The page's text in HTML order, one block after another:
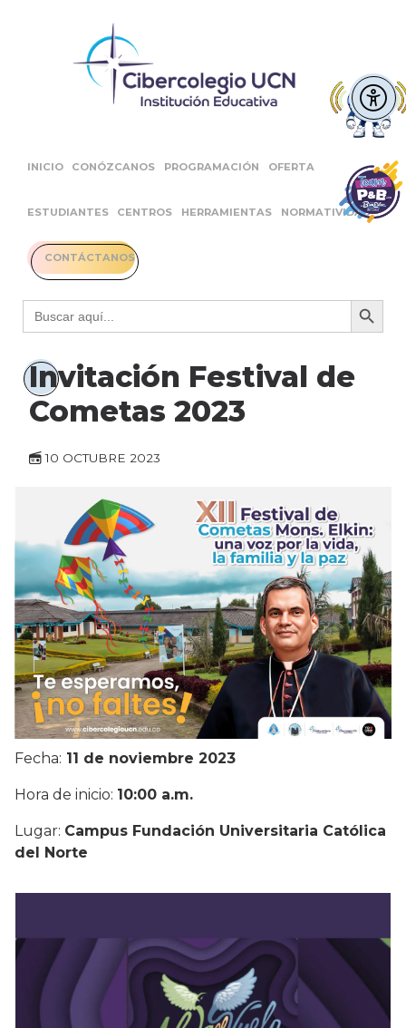
INICIO CONÓZCANOS PROGRAMACIÓN OFERTA
ESTUDIANTES CENTROS HERRAMIENTAS NORMATIVIDAD
CONTÁCTANOS
Buscar: Botón
Invitación Festival de
Cometas 2023
10 OCTUBRE 2023
Fecha: 11 de noviembre 2023
Hora de inicio: 10:00 a.m.
Lugar: Campus Fundación Universitaria Católica
del Norte